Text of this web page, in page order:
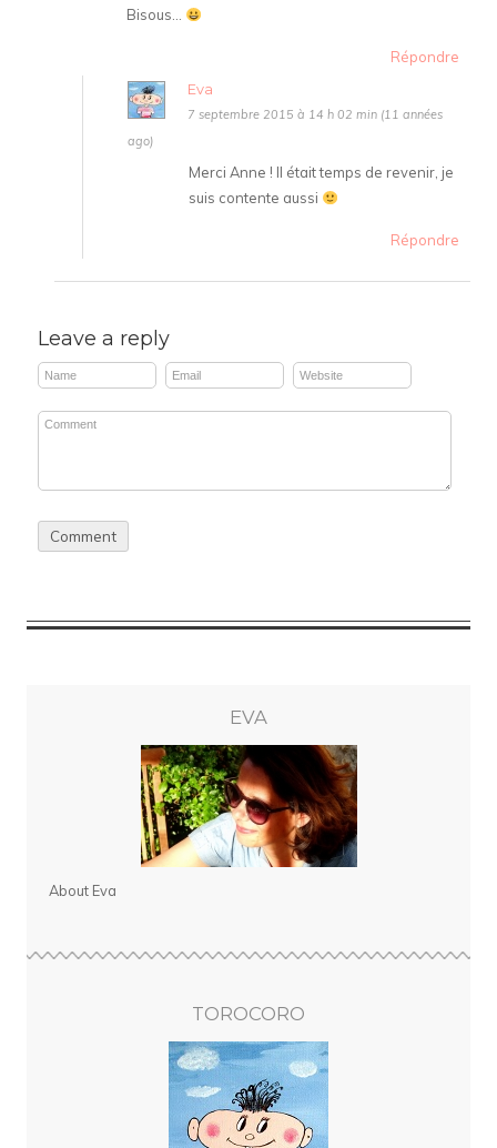
Bisous…
Répondre
Eva
7 septembre 2015 à 14 h 02 min (11 années
ago)
Merci Anne ! Il était temps de revenir, je
suis contente aussi
Répondre
Leave a reply
EVA
About Eva
TOROCORO